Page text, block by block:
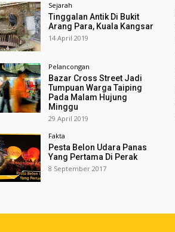
Sejarah
Tinggalan Antik Di Bukit
Arang Para, Kuala Kangsar
14 April 2019
Pelancongan
Bazar Cross Street Jadi
Tumpuan Warga Taiping
Pada Malam Hujung
Minggu
29 April 2019
Fakta
Pesta Belon Udara Panas
Yang Pertama Di Perak
8 September 2017